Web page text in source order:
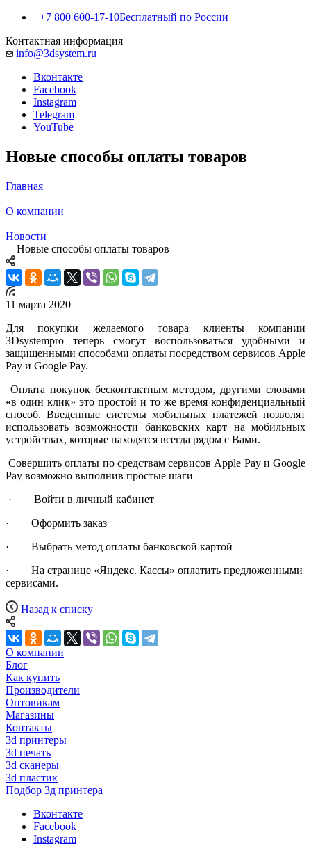
+7 800 600-17-10Бесплатный по России
Контактная информация
info@3dsystem.ru
Вконтакте
Facebook
Instagram
Telegram
YouTube
Новые способы оплаты товаров
Главная
—
О компании
—
Новости
—Новые способы оплаты товаров
11 марта 2020
Для покупки желаемого товара клиенты компании
3Dsystempro теперь смогут воспользоваться удобными и
защищенными способами оплаты посредством сервисов Apple
Pay и Google Pay.
Оплата покупок бесконтактным методом, другими словами
«в один клик» это простой и то же время конфиденциальный
способ. Введенные системы мобильных платежей позволят
использовать возможности банковских карт на мобильных
устройствах, которые находятся всегда рядом с Вами.
Совершить оплаты по средствам сервисов Apple Pay и Google
Pay возможно выполнив простые шаги
· Войти в личный кабинет
· Оформить заказ
· Выбрать метод оплаты банковской картой
· На странице «Яндекс. Кассы» оплатить предложенными
сервисами.
Назад к списку
О компании
Блог
Как купить
Производители
Оптовикам
Магазины
Контакты
3d принтеры
3d печать
3d сканеры
3d пластик
Подбор 3д принтера
Вконтакте
Facebook
Instagram